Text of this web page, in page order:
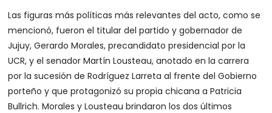
Las figuras más políticas más relevantes del acto, como se
mencionó, fueron el titular del partido y gobernador de
Jujuy, Gerardo Morales, precandidato presidencial por la
UCR, y el senador Martín Lousteau, anotado en la carrera
por la sucesión de Rodríguez Larreta al frente del Gobierno
porteño y que protagonizó su propia chicana a Patricia
Bullrich. Morales y Lousteau brindaron los dos últimos